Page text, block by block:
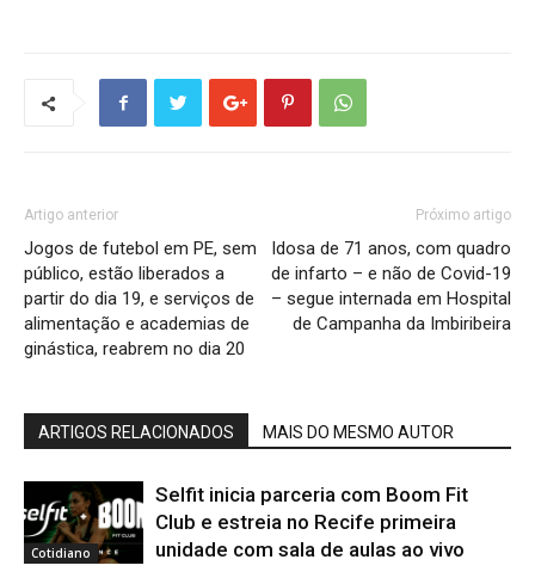
Artigo anterior
Jogos de futebol em PE, sem
público, estão liberados a
partir do dia 19, e serviços de
alimentação e academias de
ginástica, reabrem no dia 20
Próximo artigo
Idosa de 71 anos, com quadro
de infarto – e não de Covid-19
– segue internada em Hospital
de Campanha da Imbiribeira
ARTIGOS RELACIONADOS MAIS DO MESMO AUTOR
Cotidiano
Selfit inicia parceria com Boom Fit
Club e estreia no Recife primeira
unidade com sala de aulas ao vivo